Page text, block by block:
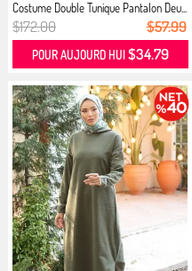
Costume Double Tunique Pantalon Deu...
$172.00 $57.99
POUR AUJOURD HUI $34.79